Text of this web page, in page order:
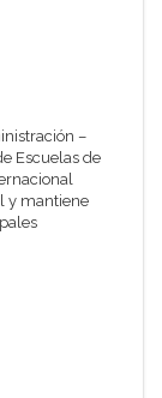
–
Escuelas de
y mantiene